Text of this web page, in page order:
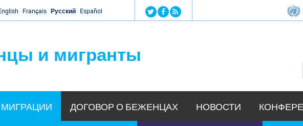
Jump to navigation
Français Русский Español
и мигранты
ДОГОВОР О БЕЖЕНЦАХ НОВОСТИ